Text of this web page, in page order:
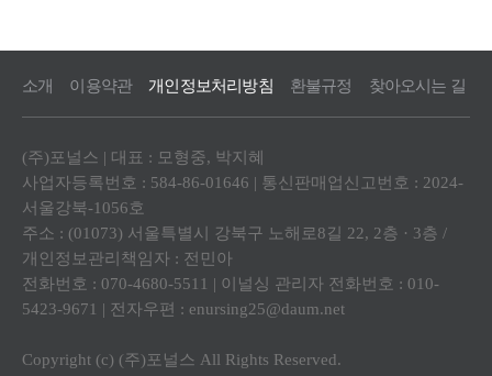
소개 이용약관 개인정보처리방침 환불규정 찾아오시는 길
(주)포널스 | 대표 : 모형중, 박지혜
사업자등록번호 : 584-86-01646 | 통신판매업신고번호 : 2024-
서울강북-1056호
주소 : (01073) 서울특별시 강북구 노해로8길 22, 2층 · 3층 /
개인정보관리책임자 : 전민아
전화번호 : 070-4680-5511 | 이널싱 관리자 전화번호 : 010-
5423-9671 | 전자우편 : enursing25@daum.net
Copyright (c) (주)포널스 All Rights Reserved.